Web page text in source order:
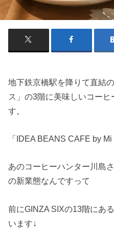
地下鉄京橋駅を降りて直結
ス」の3階に美味しいコー
す。
「IDEA BEANS CAFE by Mi
あのコーヒーハンター川島
の新業態なんですって
前にGINZA SIXの13階にあ
います↓